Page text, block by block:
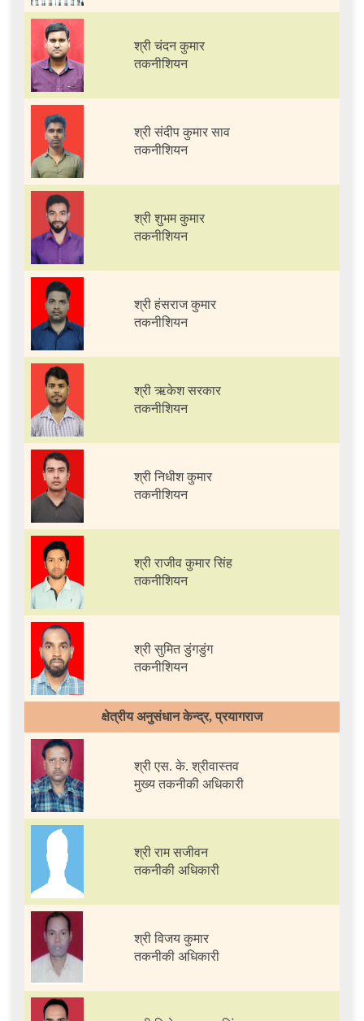
श्री चंदन कुमार
तकनीशियन
श्री संदीप कुमार साव
तकनीशियन
श्री शुभम कुमार
तकनीशियन
श्री हंसराज कुमार
तकनीशियन
श्री ऋकेश सरकार
तकनीशियन
श्री निधीश कुमार
तकनीशियन
श्री राजीव कुमार सिंह
तकनीशियन
श्री सुमित डुंगडुंग
तकनीशियन
क्षेत्रीय अनुसंधान केन्द्र, प्रयागराज
श्री एस. के. श्रीवास्तव
मुख्य तकनीकी अधिकारी
श्री राम सजीवन
तकनीकी अधिकारी
श्री विजय कुमार
तकनीकी अधिकारी